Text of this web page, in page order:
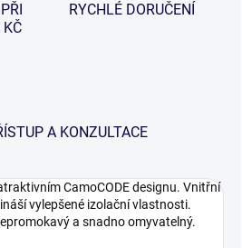
RYCHLÉ DORUČENÍ
A KONZULTACE
CamoCODE designu. Vnitřní
vylepšené izolační vlastnosti.
a snadno omyvatelný.